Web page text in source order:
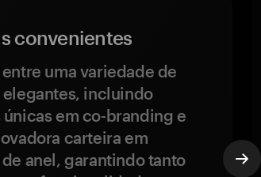
convenientes
uma variedade de
elegantes, incluindo
em co-branding e
carteira em
anel, garantindo tanto